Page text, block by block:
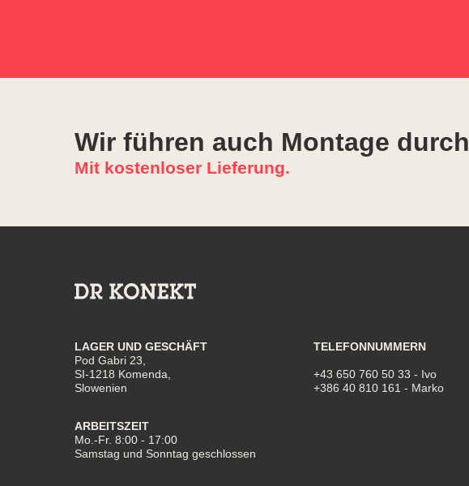
Wir führen auch Montage durch
Mit kostenloser Lieferung.
LAGER UND GESCHÄFT
Pod Gabri 23,
SI-1218 Komenda,
Slowenien
ARBEITSZEIT
Mo.-Fr. 8:00 - 17:00
Samstag und Sonntag geschlossen
TELEFONNUMMERN
+43 650 760 50 33 - Ivo
+386 40 810 161 - Marko